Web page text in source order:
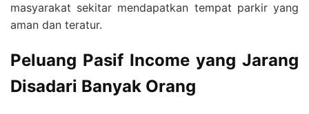
masyarakat sekitar mendapatkan tempat parkir yang
aman dan teratur.
Peluang Pasif Income yang Jarang
Disadari Banyak Orang